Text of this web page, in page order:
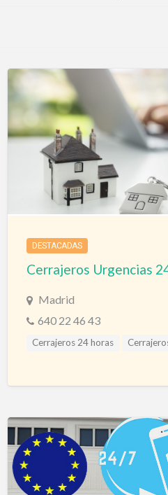
DESTACADAS
Cerrajeros Urgencias
Madrid
640 22 46 43
Cerrajeros 24 horas
Cerrajeros Alicante
Cerrajeros Badajoz
Cerrajeros Bilbao
Cerrajeros
Cerrajeros Cáceres
Cerrajeros Cantabria